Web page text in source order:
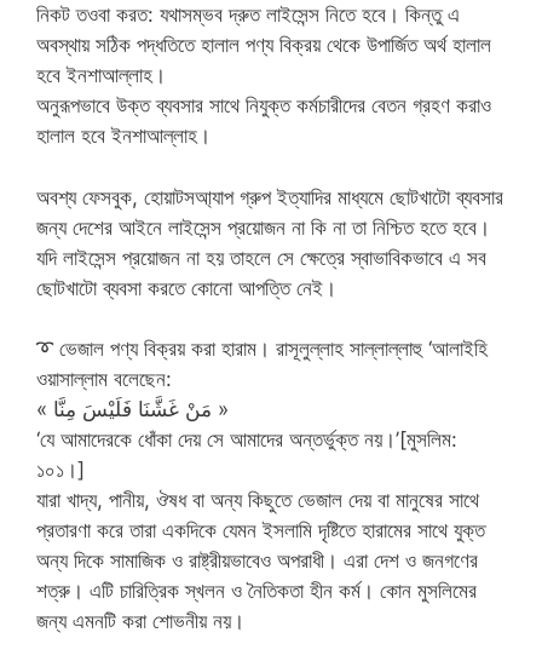
নিকট তওবা করত: যথাসম্ভব দ্রুত লাইসেন্স নিতে হবে। কিন্তু এ
অবস্থায় সঠিক পদ্ধতিতে হালাল পণ্য বিক্রয় থেকে উপার্জিত অর্থ হালাল
হবে ইনশাআল্লাহ।
অনুরূপভাবে উক্ত ব্যবসার সাথে নিযুক্ত কর্মচারীদের বেতন গ্রহণ করাও
হালাল হবে ইনশাআল্লাহ।
অবশ্য ফেসবুক, হোয়াটসআ্যাপ গ্রুপ ইত্যাদির মাধ্যমে ছোটখাটো ব্যবসার
জন্য দেশের আইনে লাইসেন্স প্রয়োজন না কি না তা নিশ্চিত হতে হবে।
যদি লাইসেন্স প্রয়োজন না হয় তাহলে সে ক্ষেত্রে স্বাভাবিকভাবে এ সব
ছোটখাটো ব্যবসা করতে কোনো আপত্তি নেই।
➰ভেজাল পণ্য বিক্রয় করা হারাম। রাসূলুল্লাহ সাল্লাল্লাহু ‘আলাইহি
ওয়াসাল্লাম বলেছেন:
« مَنْ غَشَّنَا فَلَيْسَ مِنَّا »
‘যে আমাদেরকে ধোঁকা দেয় সে আমাদের অন্তর্ভুক্ত নয়।’[মুসলিম:
১০১।]
যারা খাদ্য, পানীয়, ঔষধ বা অন্য কিছুতে ভেজাল দেয় বা মানুষের সাথে
প্রতারণা করে তারা একদিকে যেমন ইসলামি দৃষ্টিতে হারামের সাথে যুক্ত
অন্য দিকে সামাজিক ও রাষ্ট্রীয়ভাবেও অপরাধী। এরা দেশ ও জনগণের
শত্রু। এটি চারিত্রিক স্খলন ও নৈতিকতা হীন কর্ম। কোন মুসলিমের
জন্য এমনটি করা শোভনীয় নয়।